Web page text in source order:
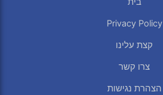
Privacy Policy
קצת עלינו
צרו קשר
הצהרת נגישות